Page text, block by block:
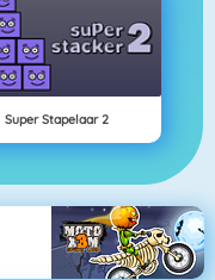
Super Stapelaar 2